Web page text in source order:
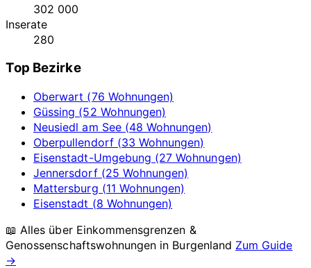
302 000
Inserate
280
Top Bezirke
Oberwart (76 Wohnungen)
Güssing (52 Wohnungen)
Neusiedl am See (48 Wohnungen)
Oberpullendorf (33 Wohnungen)
Eisenstadt-Umgebung (27 Wohnungen)
Jennersdorf (25 Wohnungen)
Mattersburg (11 Wohnungen)
Eisenstadt (8 Wohnungen)
📖 Alles über Einkommensgrenzen &
Genossenschaftswohnungen in Burgenland Zum Guide
→